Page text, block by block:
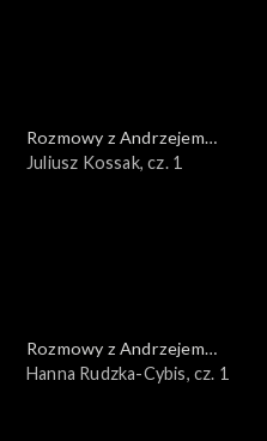
Rozmowy z Andrzejem
Doboszem
Juliusz Kossak, cz. 1
Rozmowy z Andrzejem
Doboszem
Hanna Rudzka-Cybis, cz. 1